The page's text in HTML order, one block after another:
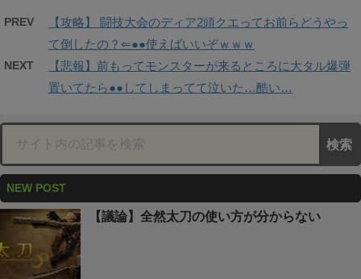
PREV
【攻略】 闘技大会のディア2頭クエってお前らどうやっ
て倒したの？⇐●●使えばいいぞｗｗｗ
NEXT
【悲報】前もってモンスターが来るところに大タル爆弾
置いてたら●●してしまってて泣いた…酷い…
NEW POST
【議論】全然太刀の使い方が分からない